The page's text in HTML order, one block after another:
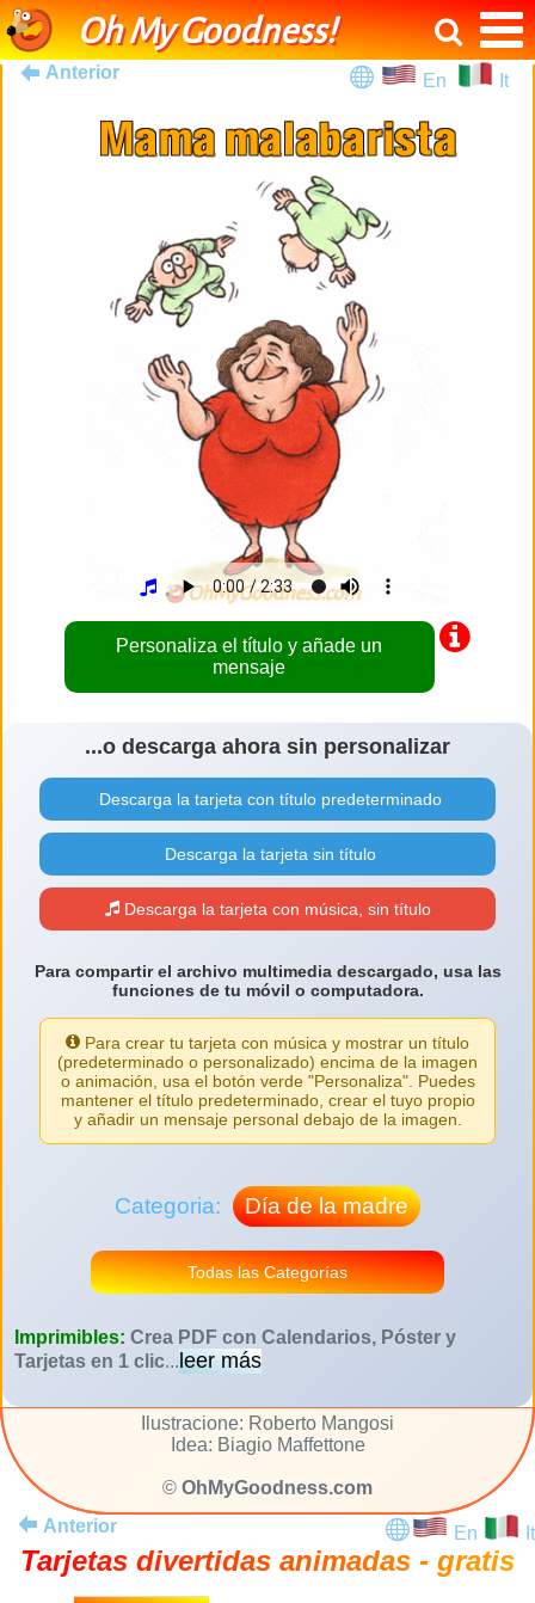
Oh My Goodness!
Anterior En It
Personaliza el título y añade un
mensaje
...o descarga ahora sin personalizar
Descarga la tarjeta con título predeterminado
Descarga la tarjeta sin título
Descarga la tarjeta con música, sin título
Para compartir el archivo multimedia descargado, usa las
funciones de tu móvil o computadora.
Para crear tu tarjeta con música y mostrar un título
(predeterminado o personalizado) encima de la imagen
o animación, usa el botón verde "Personaliza". Puedes
mantener el título predeterminado, crear el tuyo propio
y añadir un mensaje personal debajo de la imagen.
Categoria: Día de la madre
Todas las Categorías
Imprimibles: Crea PDF con Calendarios, Póster y
Tarjetas en 1 clic...leer más
Ilustracione: Roberto Mangosi
Idea: Biagio Maffettone
© OhMyGoodness.com
Anterior
En It
Tarjetas divertidas animadas - gratis